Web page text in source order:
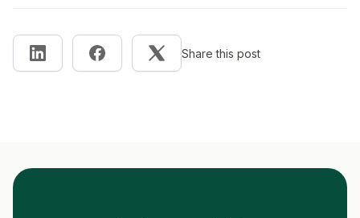
Share this post